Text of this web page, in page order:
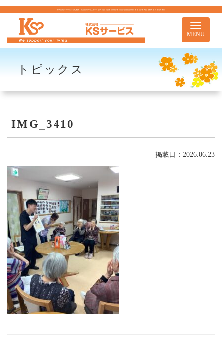
株式会社KSサービス｜札幌市｜住宅型有料老人ホーム 訪問介護 介護予防訪問介護 居宅介護 重度訪問介護 居宅介護支援 移動支援 児童通所事業
Toggle
MENU
トピックス
IMG_3410
掲載日：2026.06.23